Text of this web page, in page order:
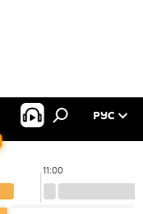
РУС
11:00